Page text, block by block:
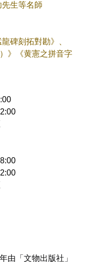
生等名師
碑刻拓對勘》、
》《黄憲之拼音字
由「文物出版社」